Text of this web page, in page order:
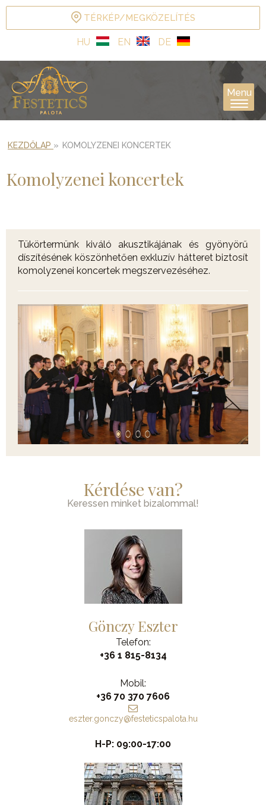
TÉRKÉP/MEGKÖZELÍTÉS
HU EN DE
Menu
KEZDŐLAP » KOMOLYZENEI KONCERTEK
Komolyzenei koncertek
Tükörtermünk kiváló akusztikájának és gyönyörű
díszítésének köszönhetően exkluzív hátteret biztosít
komolyzenei koncertek megszervezéséhez.
Kérdése van?
Keressen minket bizalommal!
Gönczy Eszter
Telefon:
+36 1 815-8134
Mobil:
+36 70 370 7606
eszter.gonczy@festeticspalota.hu
H-P: 09:00-17:00